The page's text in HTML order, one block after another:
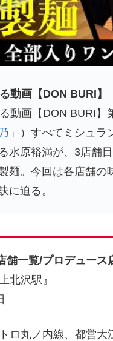
動画【DON BURI】
動画【DON BURI】
」）すべてミシュラ
水原裕満が、3店舗
麺。今回は各店舗
に迫る。
舗一覧/プロデュース
北沢駅』
ロ丸ノ内線、都営大